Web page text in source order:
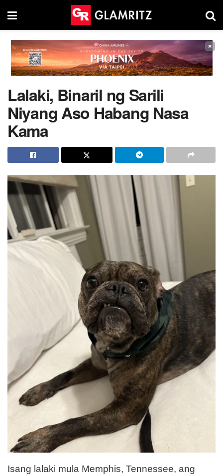
×
Lalaki, Binaril ng Sarili
Niyang Aso Habang Nasa
Kama
Isang lalaki mula Memphis, Tennessee, ang